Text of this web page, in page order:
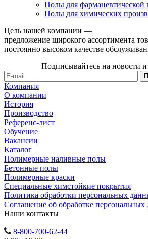
Полы для
Полы для химических
Цель нашей компании —
предложение широкого ассортимента
постоянно высоком качестве
Подписывайтесь на новости
Компания
О компании
История
Производство
Референс-лист
Обучение
Вакансии
Каталог
Полимерные наливные полы
Бетонные полы
Полимерные краски
Специальные химстойкие покрытия
Политика обработки персональных
Cоглашение об обработке
Наши контакты
8-800-700-62-44